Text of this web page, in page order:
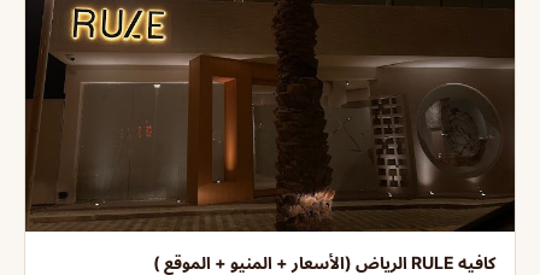
كافيه RULE الرياض (الأسعار + المنيو + الموقع )